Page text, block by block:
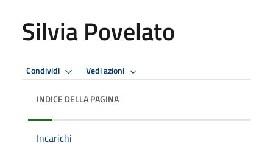
Silvia Povelato
Condividi Vedi azioni
INDICE DELLA PAGINA
Incarichi